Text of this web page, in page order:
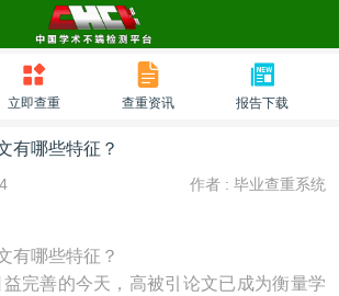
立即查重 查重资讯 报告下载
有哪些特征？
作者 : 毕业查重系统
有哪些特征？
完善的今天，高被引论文已成为衡量学